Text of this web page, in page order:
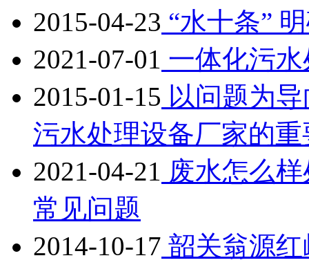
2015-04-23 “水十条”
2021-07-01 一体化污
2015-01-15 以问题为
污水处理设备厂家的重
2021-04-21 废水怎么
常见问题
2014-10-17 韶关翁源